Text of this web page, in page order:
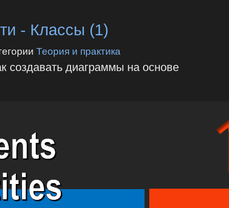
- Классы (1)
Теория и практика
создавать диаграммы на основе